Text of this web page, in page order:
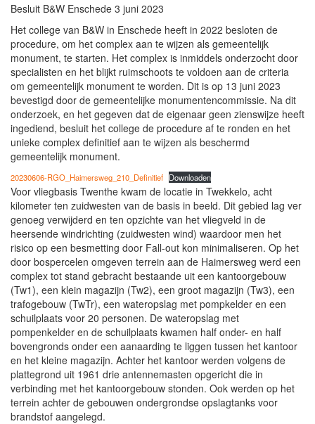
Besluit B&W Enschede 3 juni 2023
Het college van B&W in Enschede heeft in 2022 besloten de
procedure, om het complex aan te wijzen als gemeentelijk
monument, te starten. Het complex is inmiddels onderzocht door
specialisten en het blijkt ruimschoots te voldoen aan de criteria
om gemeentelijk monument te worden. Dit is op 13 juni 2023
bevestigd door de gemeentelijke monumentencommissie. Na dit
onderzoek, en het gegeven dat de eigenaar geen zienswijze heeft
ingediend, besluit het college de procedure af te ronden en het
unieke complex definitief aan te wijzen als beschermd
gemeentelijk monument.
20230606-RGO_Haimersweg_210_Definitief Downloaden
Voor vliegbasis Twenthe kwam de locatie in Twekkelo, acht
kilometer ten zuidwesten van de basis in beeld. Dit gebied lag ver
genoeg verwijderd en ten opzichte van het vliegveld in de
heersende windrichting (zuidwesten wind) waardoor men het
risico op een besmetting door Fall-out kon minimaliseren. Op het
door bospercelen omgeven terrein aan de Haimersweg werd een
complex tot stand gebracht bestaande uit een kantoorgebouw
(Tw1), een klein magazijn (Tw2), een groot magazijn (Tw3), een
trafogebouw (TwTr), een wateropslag met pompkelder en een
schuilplaats voor 20 personen. De wateropslag met
pompenkelder en de schuilplaats kwamen half onder- en half
bovengronds onder een aanaarding te liggen tussen het kantoor
en het kleine magazijn. Achter het kantoor werden volgens de
plattegrond uit 1961 drie antennemasten opgericht die in
verbinding met het kantoorgebouw stonden. Ook werden op het
terrein achter de gebouwen ondergrondse opslagtanks voor
brandstof aangelegd.